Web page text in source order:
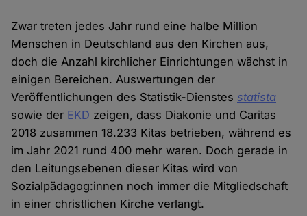
Zwar treten jedes Jahr rund eine halbe Million
Menschen in Deutschland aus den Kirchen aus,
doch die Anzahl kirchlicher Einrichtungen wächst in
einigen Bereichen. Auswertungen der
Veröffentlichungen des Statistik-Dienstesstatista
sowie der EKD zeigen, dass Diakonie und Caritas
2018 zusammen 18.233 Kitas betrieben, während es
im Jahr 2021 rund 400 mehr waren. Doch gerade in
den Leitungsebenen dieser Kitas wird von
Sozialpädagog:innen noch immer die Mitgliedschaft
in einer christlichen Kirche verlangt.